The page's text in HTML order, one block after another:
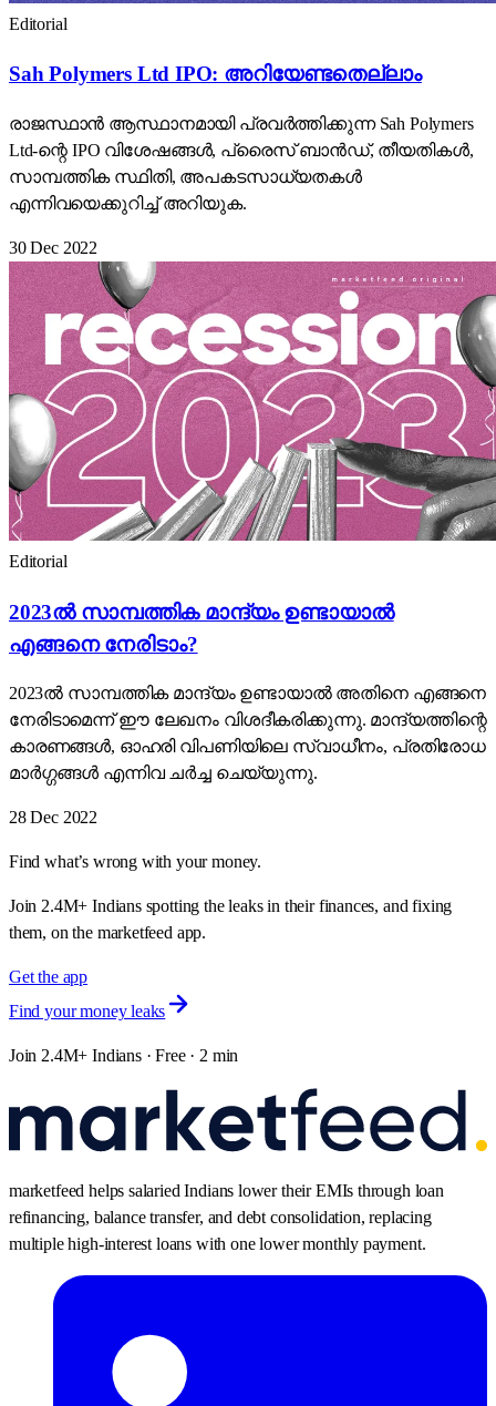
Editorial
Sah Polymers Ltd IPO: അറിയേണ്ടതെല്ലാം
രാജസ്ഥാൻ ആസ്ഥാനമായി പ്രവർത്തിക്കുന്ന Sah Polymers
Ltd-ന്റെ IPO വിശേഷങ്ങൾ, പ്രൈസ് ബാൻഡ്, തീയതികൾ,
സാമ്പത്തിക സ്ഥിതി, അപകടസാധ്യതകൾ
എന്നിവയെക്കുറിച്ച് അറിയുക.
30 Dec 2022
Editorial
2023ൽ സാമ്പത്തിക മാന്ദ്യം ഉണ്ടായാൽ
എങ്ങനെ നേരിടാം?
2023ൽ സാമ്പത്തിക മാന്ദ്യം ഉണ്ടായാൽ അതിനെ എങ്ങനെ
നേരിടാമെന്ന് ഈ ലേഖനം വിശദീകരിക്കുന്നു. മാന്ദ്യത്തിന്റെ
കാരണങ്ങൾ, ഓഹരി വിപണിയിലെ സ്വാധീനം, പ്രതിരോധ
മാർഗ്ഗങ്ങൾ എന്നിവ ചർച്ച ചെയ്യുന്നു.
28 Dec 2022
Find what’s wrong with your money.
Join 2.4M+ Indians spotting the leaks in their finances, and fixing
them, on the marketfeed app.
Get the app
Find your money leaks
Join 2.4M+ Indians · Free · 2 min
marketfeed helps salaried Indians lower their EMIs through loan
refinancing, balance transfer, and debt consolidation, replacing
multiple high-interest loans with one lower monthly payment.